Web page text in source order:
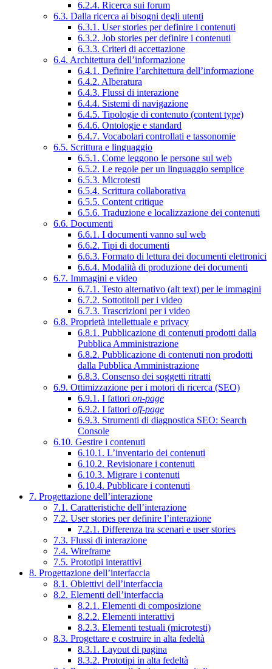
6.2.4. Ricerca sui forum
6.3. Dalla ricerca ai bisogni degli utenti
6.3.1. User stories per definire i contenuti
6.3.2. Job stories per definire i contenuti
6.3.3. Criteri di accettazione
6.4. Architettura dell’informazione
6.4.1. Definire l’architettura dell’informazione
6.4.2. Alberatura
6.4.3. Flussi di interazione
6.4.4. Sistemi di navigazione
6.4.5. Tipologie di contenuto (content type)
6.4.6. Ontologie e standard
6.4.7. Vocabolari controllati e tassonomie
6.5. Scrittura e linguaggio
6.5.1. Come leggono le persone sul web
6.5.2. Le regole per un linguaggio semplice
6.5.3. Microtesti
6.5.4. Scrittura collaborativa
6.5.5. Content critique
6.5.6. Traduzione e localizzazione dei contenuti
6.6. Documenti
6.6.1. I documenti vanno sul web
6.6.2. Tipi di documenti
6.6.3. Formato di lettura dei documenti elettronici
6.6.4. Modalità di produzione dei documenti
6.7. Immagini e video
6.7.1. Testo alternativo (alt text) per le immagini
6.7.2. Sottotitoli per i video
6.7.3. Trascrizioni per i video
6.8. Proprietà intellettuale e privacy
6.8.1. Pubblicazione di contenuti prodotti dalla
Pubblica Amministrazione
6.8.2. Pubblicazione di contenuti non prodotti
dalla Pubblica Amministrazione
6.8.3. Consenso dei soggetti ritratti
6.9. Ottimizzazione per i motori di ricerca (SEO)
6.9.1. I fattori on-page
6.9.2. I fattori off-page
6.9.3. Strumenti di diagnostica SEO: Search
Console
6.10. Gestire i contenuti
6.10.1. L’inventario dei contenuti
6.10.2. Revisionare i contenuti
6.10.3. Migrare i contenuti
6.10.4. Pubblicare i contenuti
7. Progettazione dell’interazione
7.1. Caratteristiche dell’interazione
7.2. User stories per definire l’interazione
7.2.1. Differenza tra scenari e user stories
7.3. Flussi di interazione
7.4. Wireframe
7.5. Prototipi interattivi
8. Progettazione dell’interfaccia
8.1. Obiettivi dell’interfaccia
8.2. Elementi dell’interfaccia
8.2.1. Elementi di composizione
8.2.2. Elementi interattivi
8.2.3. Elementi testuali (microtesti)
8.3. Progettare e costruire in alta fedeltà
8.3.1. Layout di pagina
8.3.2. Prototipi in alta fedeltà